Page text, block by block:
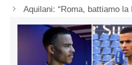
Aquilani: “Roma, battiamo la